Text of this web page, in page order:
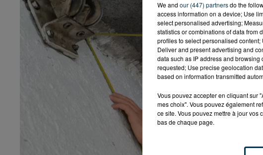
We and our (447) partnersdo the
access information on a device; Use
select personalised advertising;
statistics or combinations of data from
profiles to select personalised
Deliver and present advertising and
data such as IP address and
requested; Use precise geolocation
based on information transmitted
Vous pouvez accepter en cliquant sur
mes choix". Vous pouvez également
ce site. Vous pouvez mettre à jour vos
bas de chaque page.